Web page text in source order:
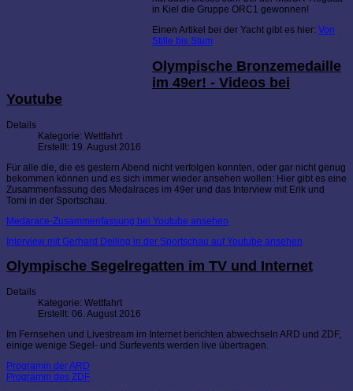
in Kiel die Gruppe ORC1 gewonnen!
Einen Artikel bei der Yacht gibt es hier: Von
Stille bis Stum
Olympische Bronzemedaille
im 49er! - Videos bei
Youtube
Details
Kategorie: Wettfahrt
Erstellt: 19. August 2016
Für alle die, die es gestern Abend nicht verfolgen konnten, oder gar nicht genug
bekommen können und es sich immer wieder ansehen wollen: Hier gibt es eine
Zusammenfassung des Medalraces im 49er und das Interview mit Erik und
Tomi in der Sportschau.
Medarace-Zusammenfassung bei Youtube ansehen
Interview mit Gerhard Delling in der Sportschau auf Youtube ansehen
Olympische Segelregatten im TV und Internet
Details
Kategorie: Wettfahrt
Erstellt: 06. August 2016
Im Fernsehen und Livestream im Internet berichten abwechseln ARD und ZDF,
einige wenige Segel- und Surfevents werden live übertragen.
Programm der ARD
Programm des ZDF